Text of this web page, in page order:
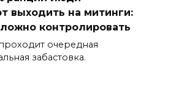
выходить на митинги:
контролировать
очередная
забастовка.